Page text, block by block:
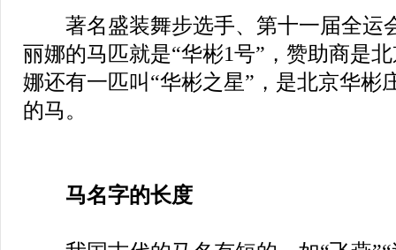
著名盛装舞步选手、第十一届全运
丽娜的马匹就是“华彬1号”，赞助商是
娜还有一匹叫“华彬之星”，是北京华彬
的马。
马名字的长度